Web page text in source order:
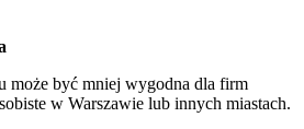
może być mniej wygodna dla firm
w Warszawie lub innych miastach.